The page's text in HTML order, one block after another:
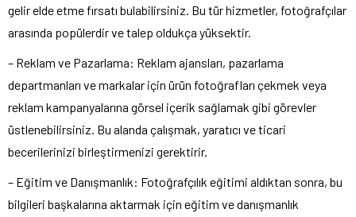
gelir elde etme fırsatı bulabilirsiniz. Bu tür hizmetler, fotoğrafçılar
arasında popülerdir ve talep oldukça yüksektir.
– Reklam ve Pazarlama: Reklam ajansları, pazarlama
departmanları ve markalar için ürün fotoğrafları çekmek veya
reklam kampanyalarına görsel içerik sağlamak gibi görevler
üstlenebilirsiniz. Bu alanda çalışmak, yaratıcı ve ticari
becerilerinizi birleştirmenizi gerektirir.
– Eğitim ve Danışmanlık: Fotoğrafçılık eğitimi aldıktan sonra, bu
bilgileri başkalarına aktarmak için eğitim ve danışmanlık